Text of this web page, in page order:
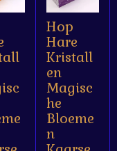
Hop
Hare
Kristall
en
Magisc
he
Bloeme
n